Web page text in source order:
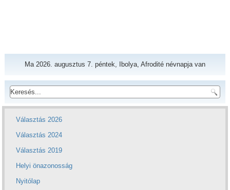
Ma 2026. augusztus 7. péntek, Ibolya, Afrodité névnapja van
Választás 2026
Választás 2024
Választás 2019
Helyi önazonosság
Nyitólap